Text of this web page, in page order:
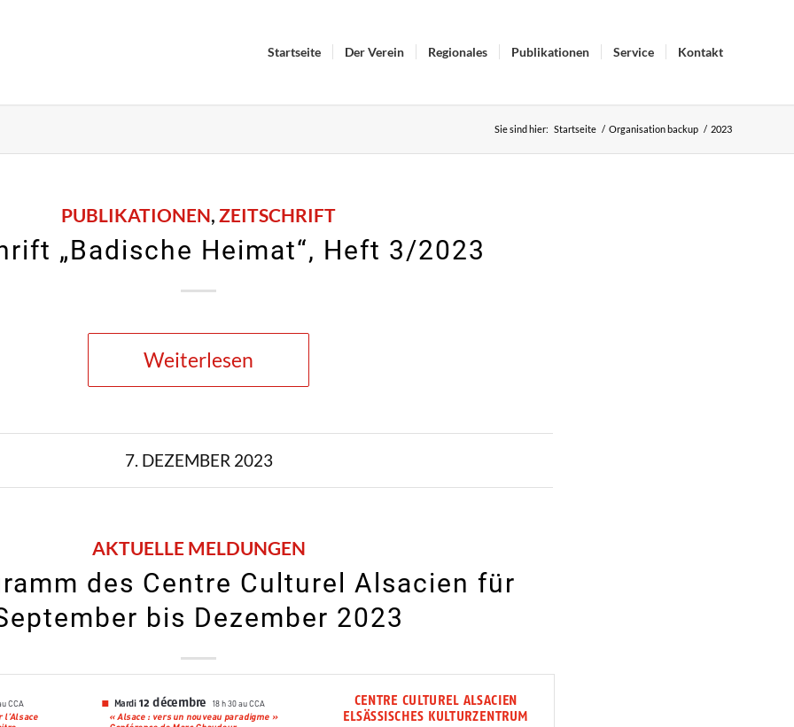
Startseite Der Verein Regionales Publikationen Service Kontakt
Sie sind hier: Startseite / Organisation backup / 2023
PUBLIKATIONEN, ZEITSCHRIFT
„Badische Heimat“, Heft 3/2023
Weiterlesen
7. DEZEMBER 2023
AKTUELLE MELDUNGEN
des Centre Culturel Alsacien für
bis Dezember 2023